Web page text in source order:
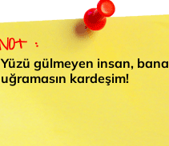
Yüzü gülmeyen insan, bana
uğramasın kardeşim!